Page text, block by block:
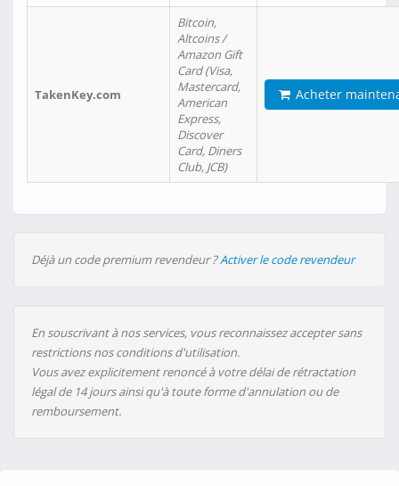
TakenKey.com
Bitcoin,
Altcoins /
Amazon Gift
Card (Visa,
Mastercard,
American
Express,
Discover
Card, Diners
Club, JCB)
Acheter
Déjà un code premium revendeur ?Activer le code revendeur
En souscrivant à nos services, vous reconnaissez accepter sans
restrictions nos conditions d'utilisation.
Vous avez explicitement renoncé à votre délai de rétractation
légal de 14 jours ainsi qu'à toute forme d'annulation ou de
remboursement.